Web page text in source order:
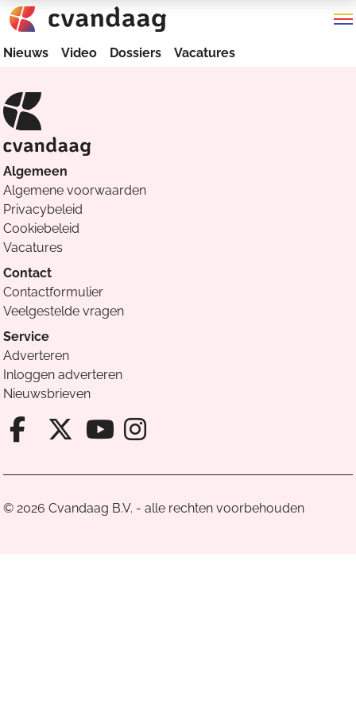
Nieuws Video Dossiers Vacatures
Algemeen
Algemene voorwaarden
Privacybeleid
Cookiebeleid
Vacatures
Contact
Contactformulier
Veelgestelde vragen
Service
Adverteren
Inloggen adverteren
Nieuwsbrieven
Facebook van Cvandaag
X van Cvandaag
Instagram van
© 2026 Cvandaag B.V. - alle rechten voorbehouden